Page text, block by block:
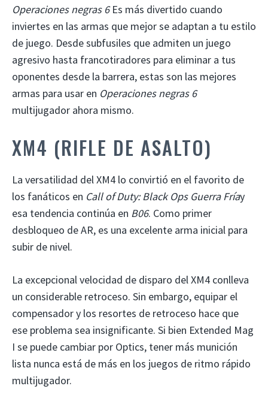
Operaciones negras 6Es más divertido cuando
inviertes en las armas que mejor se adaptan a tu estilo
de juego. Desde subfusiles que admiten un juego
agresivo hasta francotiradores para eliminar a tus
oponentes desde la barrera, estas son las mejores
armas para usar en Operaciones negras 6
multijugador ahora mismo.
XM4 (RIFLE DE ASALTO)
La versatilidad del XM4 lo convirtió en el favorito de
los fanáticos en Call of Duty: Black Ops Guerra Fríay
esa tendencia continúa en B06. Como primer
desbloqueo de AR, es una excelente arma inicial para
subir de nivel.
La excepcional velocidad de disparo del XM4 conlleva
un considerable retroceso. Sin embargo, equipar el
compensador y los resortes de retroceso hace que
ese problema sea insignificante. Si bien Extended Mag
I se puede cambiar por Optics, tener más munición
lista nunca está de más en los juegos de ritmo rápido
multijugador.